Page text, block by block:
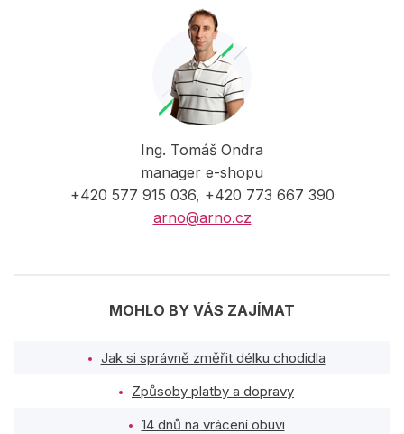
Ing. Tomáš Ondra
manager e-shopu
+420 577 915 036, +420 773 667 390
arno@arno.cz
MOHLO BY VÁS ZAJÍMAT
Jak si správně změřit délku chodidla
Způsoby platby a dopravy
14 dnů na vrácení obuvi